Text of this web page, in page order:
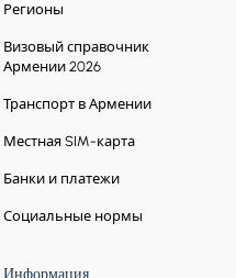
Регионы
Визовый справочник
Армении 2026
Транспорт в Армении
Местная SIM-карта
Банки и платежи
Социальные нормы